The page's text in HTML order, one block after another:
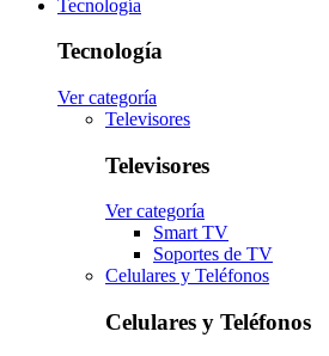
Tecnología
Tecnología
Ver categoría
Televisores
Televisores
Ver categoría
Smart TV
Soportes de TV
Celulares y Teléfonos
Celulares y Teléfonos